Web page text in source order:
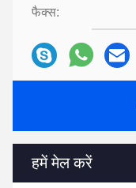
फैक्स:
हमें मेल करें